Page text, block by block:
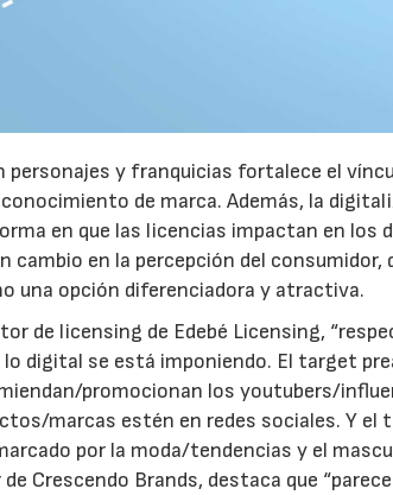
personajes y franquicias fortalece el
de marca. Además, la
en que las licencias impactan en
cambio en la percepción del
una opción diferenciadora y atractiva.
de licensing de Edebé Licensing,
digital se está imponiendo. El target
promocionan los youtubers/
marcas estén en redes sociales. Y el
por la moda/tendencias y el
Crescendo Brands, destaca que